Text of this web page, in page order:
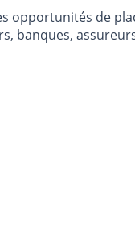
opportunités de
banques,